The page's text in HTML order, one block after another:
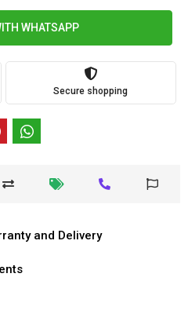
WHATSAPP
Secure shopping
and Delivery